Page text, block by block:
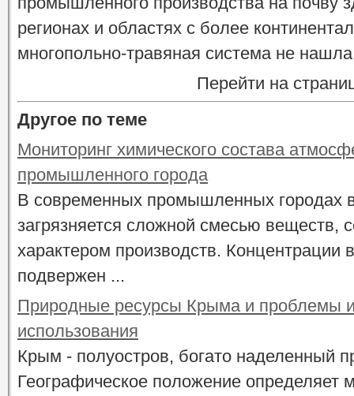
регионах и областях с более
многопольно-травяная система не
Перейти на
Другое по теме
Мониторинг химического состава
промышленного города
В современных промышленных городах
загрязняется сложной смесью веществ,
характером производств. Концентрации
подвержен ...
Природные ресурсы Крыма и проблемы
использования
Крым - полуостров, богато наделенный
Географическое положение определяет